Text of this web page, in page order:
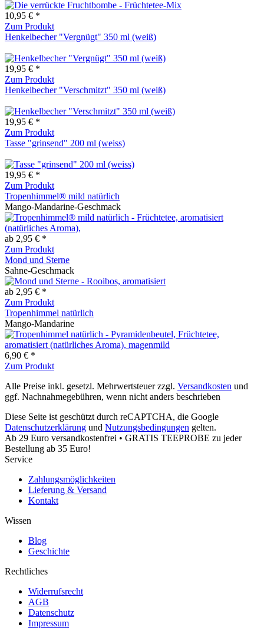
10,95 € *
Zum Produkt
Henkelbecher "Vergnügt" 350 ml (weiß)
19,95 € *
Zum Produkt
Henkelbecher "Verschmitzt" 350 ml (weiß)
19,95 € *
Zum Produkt
Tasse "grinsend" 200 ml (weiss)
19,95 € *
Zum Produkt
Tropenhimmel® mild natürlich
Mango-Mandarine-Geschmack
ab 2,95 € *
Zum Produkt
Mond und Sterne
Sahne-Geschmack
ab 2,95 € *
Zum Produkt
Tropenhimmel natürlich
Mango-Mandarine
6,90 € *
Zum Produkt
Alle Preise inkl. gesetzl. Mehrwertsteuer zzgl. Versandkosten und
ggf. Nachnahmegebühren, wenn nicht anders beschrieben
Diese Seite ist geschützt durch reCAPTCHA, die Google
Datenschutzerklärung und Nutzungsbedingungen gelten.
Ab 29 Euro versandkostenfrei • GRATIS TEEPROBE zu jeder
Bestellung ab 35 Euro!
Service
Zahlungsmöglichkeiten
Lieferung & Versand
Kontakt
Wissen
Blog
Geschichte
Rechtliches
Widerrufsrecht
AGB
Datenschutz
Impressum